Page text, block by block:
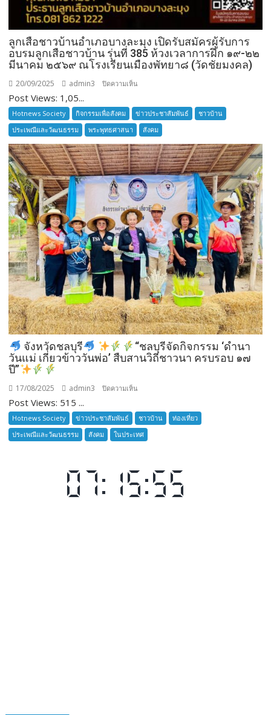
ลูกเสือชาวบ้านอำเภอบางละมุง เปิดรับสมัครผู้รับการ
อบรมลูกเสือชาวบ้าน รุ่นที่ 385 ห้วงเวลาการฝึก ๑๙-๒๒
มีนาคม ๒๕๖๙ ณโรงเรียนเมืองพัทยา๘ (วัดชัยมงคล)
20/09/2025 admin3 ปิดความเห็น
เสือ
ชาว
บ้าน
อำเภอ
บางละมุง
เปิด
รับ
สมัคร
ผู้รับ
การ
อบรม
ลูก
เสือ
ชาว
บ้าน
รุ่น
ที่
385
ห้วง
เวลา
มีนาคม
๒๕๖๙
ณ
เมือง
พัทยา๘
(วัด
Post Views: 1,05...
Hotnews Society กิจกรรมเพื่อสังคม ข่าวประชาสัมพันธ์
ชาวบ้าน
ประเพณีและวัฒนธรรม
พระพุทธศาสนา สังคม
จังหวัดชลบุรี
“ชลบุรีจัดกิจกรรม ‘ดำนา
วันแม่ เกี่ยวข้าววันพ่อ’ สืบสานวิถีชาวนา ครบรอบ ๑๗
ปี”
17/08/2025 admin3 ปิดความเห็น
จังหวัด
ชลบุรี
Post Views: 515 ...
Hotnews Society ข่าวประชาสัมพันธ์ ชาวบ้าน
ท่องเที่ยว
ประเพณีและวัฒนธรรม
สังคม ในประเทศ